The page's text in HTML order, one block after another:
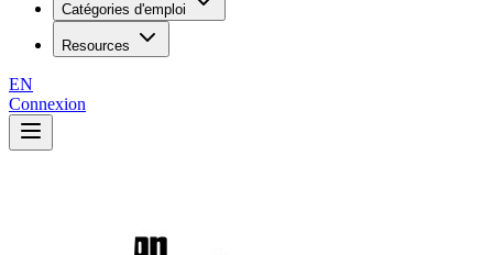
Catégories d'emploi
Resources
EN
Connexion